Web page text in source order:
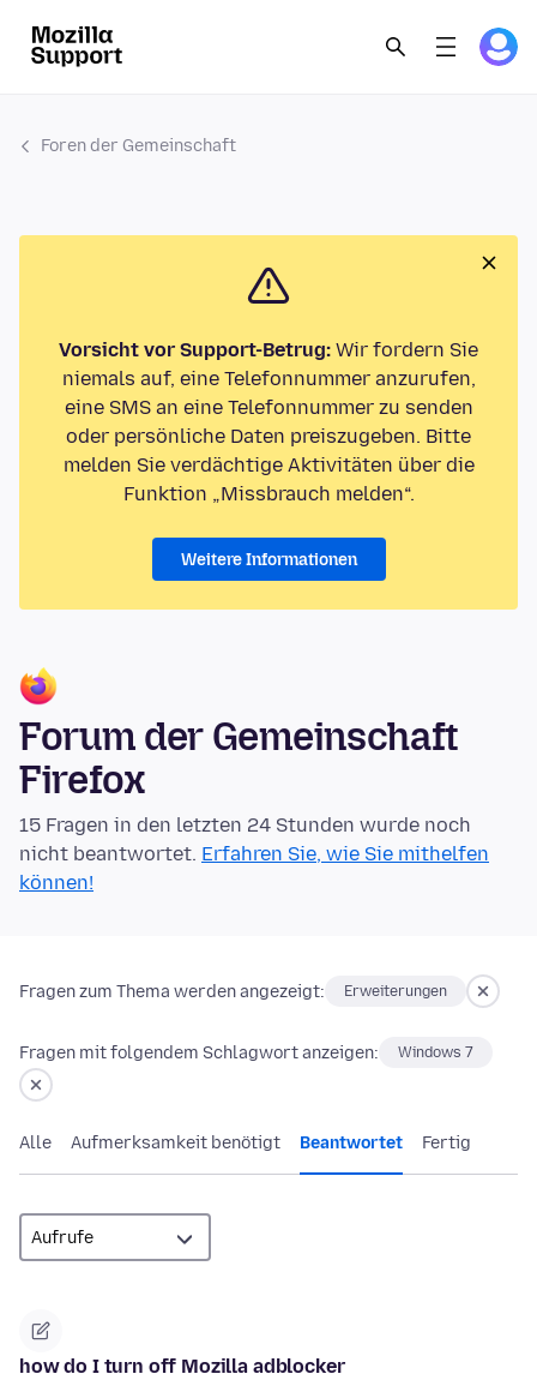
Foren der Gemeinschaft
Vorsicht vor Support-Betrug: Wir fordern Sie
niemals auf, eine Telefonnummer anzurufen,
eine SMS an eine Telefonnummer zu senden
oder persönliche Daten preiszugeben. Bitte
melden Sie verdächtige Aktivitäten über die
Funktion „Missbrauch melden“.
Weitere Informationen
Forum der Gemeinschaft
Firefox
15 Fragen in den letzten 24 Stunden wurde noch
nicht beantwortet. Erfahren Sie, wie Sie mithelfen
können!
Fragen zum Thema werden angezeigt: Erweiterungen
Fragen mit folgendem Schlagwort anzeigen: Windows 7
Alle Aufmerksamkeit benötigt Beantwortet Fertig
how do I turn off Mozilla adblocker